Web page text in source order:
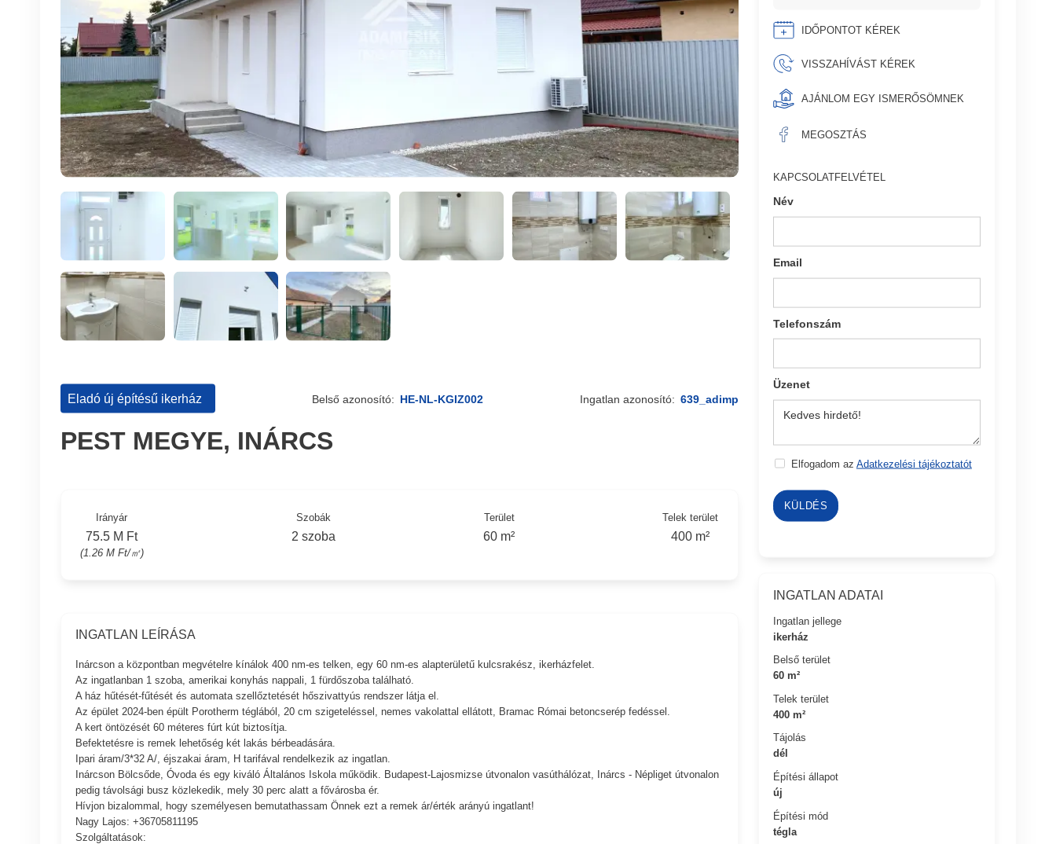
IDŐPONTOT KÉREK
VISSZAHÍVÁST KÉREK
AJÁNLOM EGY ISMERŐSÖMNEK
MEGOSZTÁS
KAPCSOLATFELVÉTEL
Név
Email
Telefonszám
Üzenet
Elfogadom az Adatkezelési tájékoztatót
KÜLDÉS
INGATLAN ADATAI
Ingatlan jellege
ikerház
Belső terület
60 m²
Telek terület
400 m²
Tájolás
dél
Építési állapot
új
Építési mód
tégla
Eladó új építésű ikerház Belső azonosító: HE-NL-KGIZ002 Ingatlan azonosító: 639_adimp
PEST MEGYE, INÁRCS
Irányár
75.5 M Ft
(1.26 M Ft/㎡)
Szobák
2 szoba
Terület
60 m²
Telek terület
400 m²
INGATLAN LEÍRÁSA
Inárcson a központban megvételre kínálok 400 nm-es telken, egy 60 nm-es alapterületű kulcsrakész, ikerházfelet.
Az ingatlanban 1 szoba, amerikai konyhás nappali, 1 fürdőszoba található.
A ház hűtését-fűtését és automata szellőztetését hőszivattyús rendszer látja el.
Az épület 2024-ben épült Porotherm téglából, 20 cm szigeteléssel, nemes vakolattal ellátott, Bramac Római betoncserép fedéssel.
A kert öntözését 60 méteres fúrt kút biztosítja.
Befektetésre is remek lehetőség két lakás bérbeadására.
Ipari áram/3*32 A/, éjszakai áram, H tarifával rendelkezik az ingatlan.
Inárcson Bölcsőde, Óvoda és egy kiváló Általános Iskola működik. Budapest-Lajosmizse útvonalon vasúthálózat, Inárcs - Népliget útvonalon
pedig távolsági busz közlekedik, mely 30 perc alatt a fővárosba ér.
Hívjon bizalommal, hogy személyesen bemutathassam Önnek ezt a remek ár/érték arányú ingatlant!
Nagy Lajos: +36705811195
Szolgáltatások: